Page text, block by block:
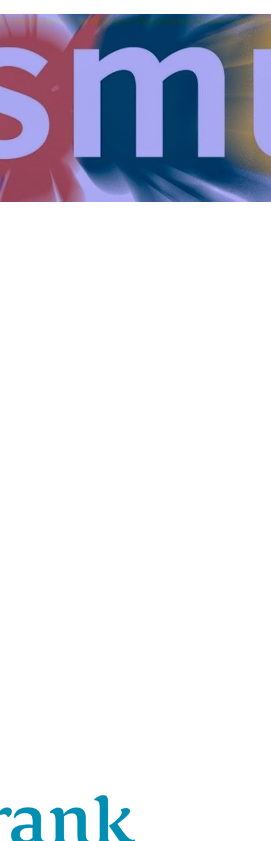
the students to participate in the exchange programmes with